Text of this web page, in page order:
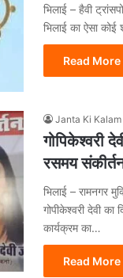
भिलाई – हैवी
भिलाई का ऐसा
Read More
Janta Ki Kalam
गोपिकेश्वरी
रसमय
भिलाई – रामनगर
गोपीकेश्वरी देवी
कार्यक्रम का…
Read More